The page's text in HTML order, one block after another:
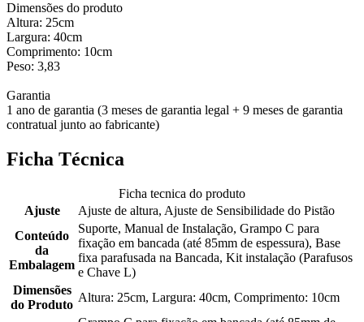
Dimensões do produto
Altura: 25cm
Largura: 40cm
Comprimento: 10cm
Peso: 3,83
Garantia
1 ano de garantia (3 meses de garantia legal + 9 meses de garantia
contratual junto ao fabricante)
Ficha Técnica
Ficha tecnica do produto
Ajuste
Ajuste de altura, Ajuste de Sensibilidade do Pistão
Conteúdo
da
Embalagem
Suporte, Manual de Instalação, Grampo C para
fixação em bancada (até 85mm de espessura), Base
fixa parafusada na Bancada, Kit instalação (Parafusos
e Chave L)
Dimensões
do Produto
Altura: 25cm, Largura: 40cm, Comprimento: 10cm